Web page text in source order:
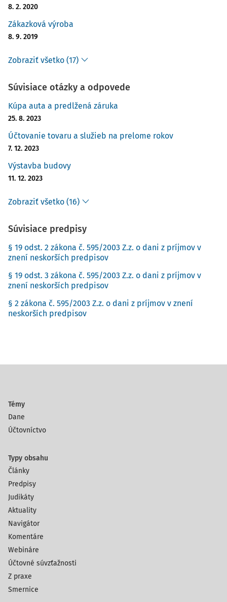
8. 2. 2020
Zákazková výroba
8. 9. 2019
Zobraziť všetko (17)
Súvisiace otázky a odpovede
Kúpa auta a predlžená záruka
25. 8. 2023
Účtovanie tovaru a služieb na prelome rokov
7. 12. 2023
Výstavba budovy
11. 12. 2023
Zobraziť všetko (16)
Súvisiace predpisy
§ 19 odst. 2 zákona č. 595/2003 Z.z. o dani z príjmov v
znení neskorších predpisov
§ 19 odst. 3 zákona č. 595/2003 Z.z. o dani z príjmov v
znení neskorších predpisov
§ 2 zákona č. 595/2003 Z.z. o dani z príjmov v znení
neskorších predpisov
Témy
Dane
Účtovníctvo
Typy obsahu
Články
Predpisy
Judikáty
Aktuality
Navigátor
Komentáre
Webináre
Účtovné súvzťažnosti
Z praxe
Smernice